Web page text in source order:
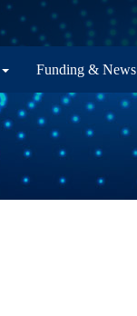
Funding & News